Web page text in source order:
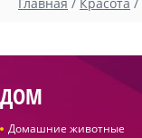
ДОМ
Домашние животные